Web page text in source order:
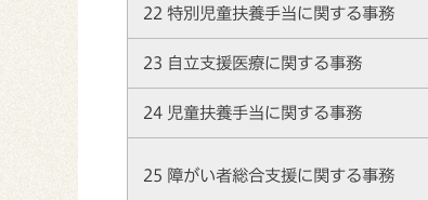
22 特別児童扶養手当に関する事務
23 自立支援医療に関する事務
24 児童扶養手当に関する事務
25 障がい者総合支援に関する事務